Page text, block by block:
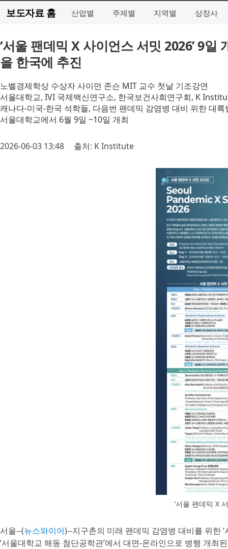
보도자료 홈 산업별 주제별 지역별 상장사
‘서울 팬데믹 X 사이언스 서밋 2026’ 9
을 한국에 추진
노벨경제학상 수상자 사이먼 존슨 MIT 교수 첫날 기조강연
서울대학교, IVI 국제백신연구소, 한국보건사회연구회, K
캐나다-미국-한국 석학들, 다음번 팬데믹 감염병 대비 위한 대
서울대학교에서 6월 9일 ~10일 개최
2026-06-03 13:48 출처: K Institute
‘서울 팬데믹 X
서울--(뉴스와이어)--지구촌의 미래 팬데믹 감염병 대비를 위한
‘서울대학교 해동 첨단공학관’에서 대면-온라인으로 병행 개최